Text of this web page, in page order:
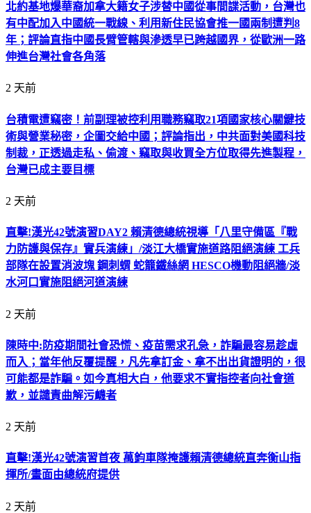
北約基地爆華裔加拿大籍女子涉替中國從事間諜活動，台灣也
有中配加入中國統一戰線、利用新住民協會推一國兩制遭判8
年；評論直指中國長臂管轄與滲透早已跨越國界，從歐洲一路
伸進台灣社會各角落
2 天前
台積電遭竊密！前副理被控利用職務竊取21項國家核心關鍵技
術與營業秘密，企圖交給中國；評論指出，中共面對美國科技
制裁，正透過走私、偷渡、竊取與收買全方位取得先進製程，
台灣已成主要目標
2 天前
直擊!漢光42號演習DAY2 賴清德總統視導「八里守備區『戰
力防護與保存』實兵演練」/淡江大橋實施道路阻絕演練 工兵
部隊在設置消波塊 鋼刺蝟 蛇籠鐵絲網 HESCO機動阻絕牆/淡
水河口實施阻絕河道演練
2 天前
陳時中:防疫期間社會恐慌、疫苗需求孔急，詐騙最容易趁虛
而入；當年他反覆提醒，凡先拿訂金、拿不出出貨證明的，很
可能都是詐騙。如今真相大白，他要求不實指控者向社會道
歉，並譴責曲解污衊者
2 天前
直擊!漢光42號演習首夜 萬鈞車隊掩護賴清德總統直奔衡山指
揮所/畫面由總統府提供
2 天前